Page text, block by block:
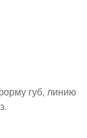
губ, линию